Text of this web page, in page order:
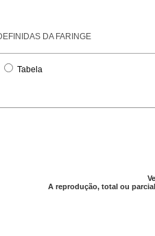
DA FARINGE
NO APARELHO DIGESTIVO
Tabela
A reprodução, total ou